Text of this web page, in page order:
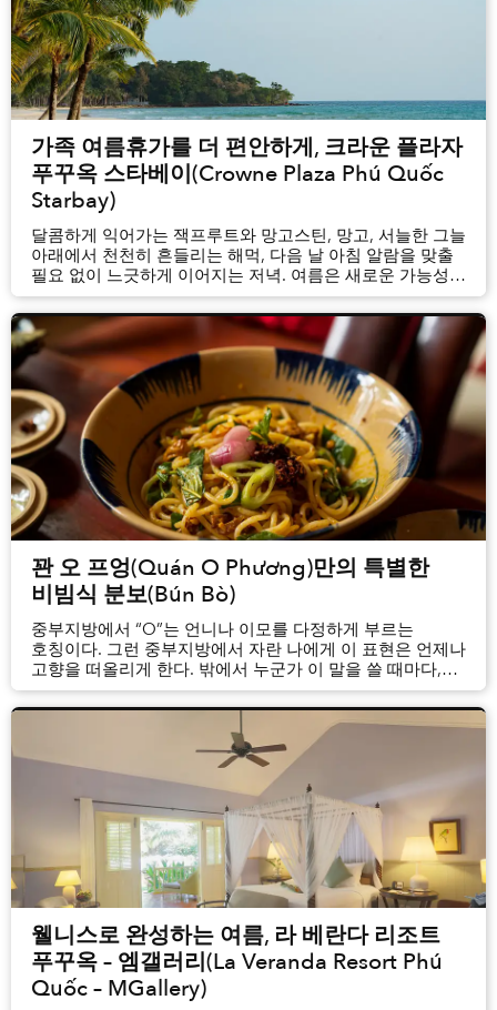
가족 여름휴가를 더 편안하게, 크라운 플라자
푸꾸옥 스타베이(Crowne Plaza Phú Quốc
Starbay)
달콤하게 익어가는 잭프루트와 망고스틴, 망고, 서늘한 그늘
아래에서 천천히 흔들리는 해먹, 다음 날 아침 알람을 맞출
필요 없이 느긋하게 이어지는 저녁. 여름은 새로운 가능성을
품고 찾아옵니다. 여름이 다가오면 가족들은 아이들의
학원과 활동 일정을 알아보고 스케줄을 조율하느라
분주해집니다. 그렇기에 바쁜 일상에서 잠시 벗어나 맑은
공기를 만끽하고 새로운 즐...
꽌 오 프엉(Quán O Phương)만의 특별한
비빔식 분보(Bún Bò)
중부지방에서 “O”는 언니나 이모를 다정하게 부르는
호칭이다. 그런 중부지방에서 자란 나에게 이 표현은 언제나
고향을 떠올리게 한다. 밖에서 누군가 이 말을 쓸 때마다,
나는 잠시나마 다시 고향으로 돌아간 듯한 기분에 휩싸인다.
웰니스로 완성하는 여름, 라 베란다 리조트
푸꾸옥 – 엠갤러리(La Veranda Resort Phú
Quốc – MGallery)